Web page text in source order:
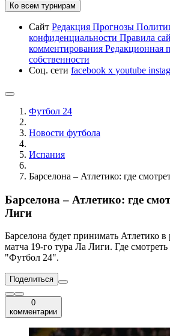
Ко всем турнирам
Сайт Редакция Прогнозы
конфиденциальности Правила
комментирования Редакционная
собственности
Соц. сети facebook x youtube
Футбол 24
Новости футбола
Испания
Барселона – Атлетико: где
Барселона – Атлетико: где
Лиги
Барселона будет принимать Атлетико
матча 19-го тура Ла Лиги. Где
"Футбол 24".
Поделиться
0
комментарии